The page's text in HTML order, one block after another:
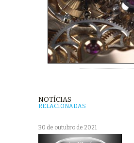
NOTÍCIAS
RELACIONADAS
30 de outubro de 2021